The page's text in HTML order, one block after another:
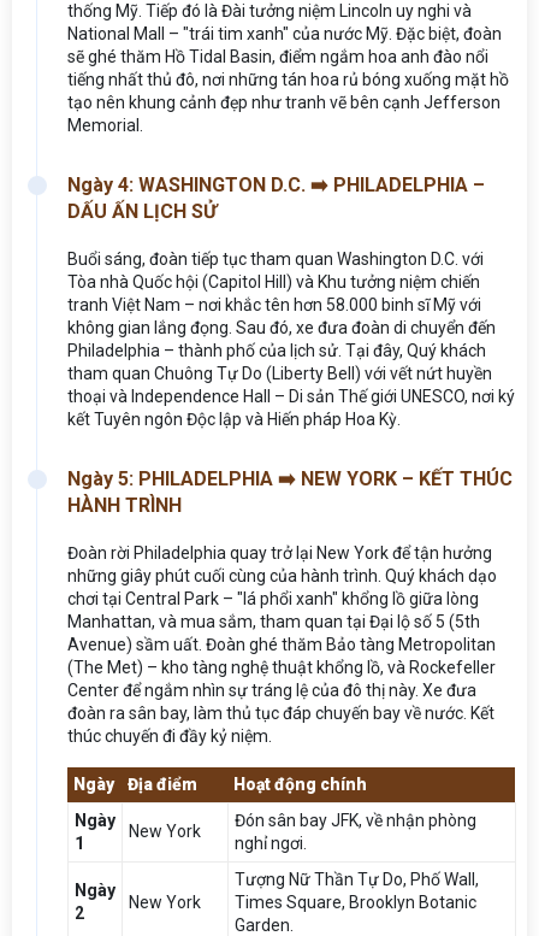
thống Mỹ. Tiếp đó là Đài tưởng niệm Lincoln uy nghi và
National Mall – "trái tim xanh" của nước Mỹ. Đặc biệt, đoàn
sẽ ghé thăm Hồ Tidal Basin, điểm ngắm hoa anh đào nổi
tiếng nhất thủ đô, nơi những tán hoa rủ bóng xuống mặt hồ
tạo nên khung cảnh đẹp như tranh vẽ bên cạnh Jefferson
Memorial.
Ngày 4: WASHINGTON D.C. ➡️ PHILADELPHIA –
DẤU ẤN LỊCH SỬ
Buổi sáng, đoàn tiếp tục tham quan Washington D.C. với
Tòa nhà Quốc hội (Capitol Hill) và Khu tưởng niệm chiến
tranh Việt Nam – nơi khắc tên hơn 58.000 binh sĩ Mỹ với
không gian lắng đọng. Sau đó, xe đưa đoàn di chuyển đến
Philadelphia – thành phố của lịch sử. Tại đây, Quý khách
tham quan Chuông Tự Do (Liberty Bell) với vết nứt huyền
thoại và Independence Hall – Di sản Thế giới UNESCO, nơi ký
kết Tuyên ngôn Độc lập và Hiến pháp Hoa Kỳ.
Ngày 5: PHILADELPHIA ➡️ NEW YORK – KẾT THÚC
HÀNH TRÌNH
Đoàn rời Philadelphia quay trở lại New York để tận hưởng
những giây phút cuối cùng của hành trình. Quý khách dạo
chơi tại Central Park – "lá phổi xanh" khổng lồ giữa lòng
Manhattan, và mua sắm, tham quan tại Đại lộ số 5 (5th
Avenue) sầm uất. Đoàn ghé thăm Bảo tàng Metropolitan
(The Met) – kho tàng nghệ thuật khổng lồ, và Rockefeller
Center để ngắm nhìn sự tráng lệ của đô thị này. Xe đưa
đoàn ra sân bay, làm thủ tục đáp chuyến bay về nước. Kết
thúc chuyến đi đầy kỷ niệm.
Ngày Địa điểm
Hoạt động chính
Ngày
1
New York
Đón sân bay JFK, về nhận phòng
nghỉ ngơi.
Ngày
2
New York
Tượng Nữ Thần Tự Do, Phố Wall,
Times Square, Brooklyn Botanic
Garden.